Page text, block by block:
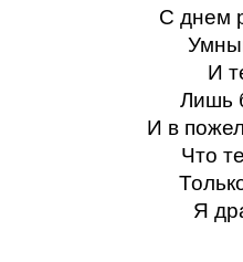
С днем
И
Лишь
И в
Что
Я